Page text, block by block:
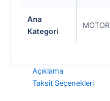
Ana
Kategori
MOTOR
Açıklama
Taksit Seçenekleri